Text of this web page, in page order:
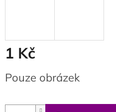
1 Kč
cena:
Pouze obrázek